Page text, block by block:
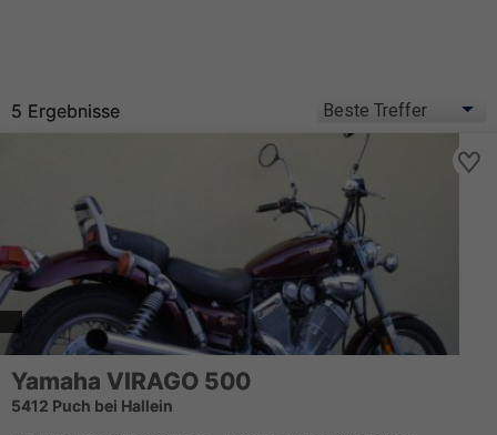
5 Ergebnisse
Yamaha VIRAGO 500
5412 Puch bei Hallein